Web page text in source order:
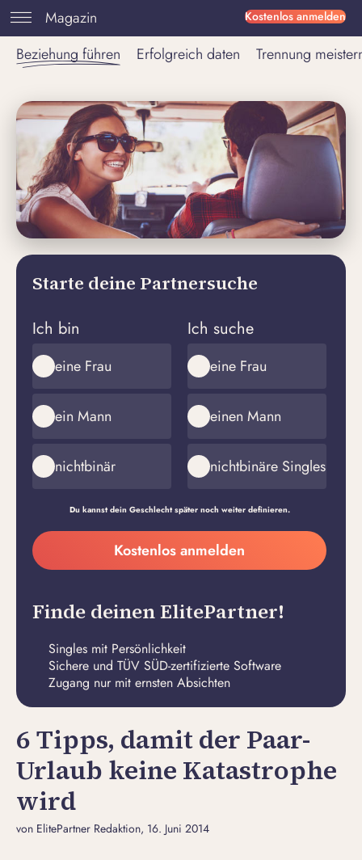
Kostenlos anmelden
Magazin
Beziehung führen
Erfolgreich daten Trennung
Starte deine Partnersuche
Ich bin
eine Frau
ein Mann
nichtbinär
Ich suche
eine Frau
einen Mann
nichtbinäre Singles
Du kannst dein Geschlecht später noch weiter definieren.
Meine
E-
Adresse
erstellen
Kostenlos anmelden
Finde deinen ElitePartner!
Singles mit Persönlichkeit
Sichere und TÜV SÜD-zertifizierte Software
Zugang nur mit ernsten Absichten
6 Tipps, damit der Paar-
Urlaub keine Katastrophe
wird
von ElitePartner Redaktion, 16. Juni 2014